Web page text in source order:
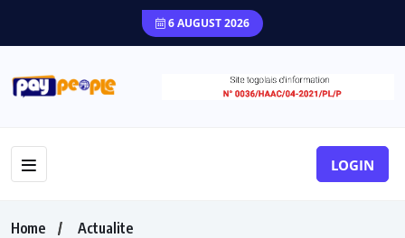
6 AUGUST 2026
LOGIN
Home
Actualite